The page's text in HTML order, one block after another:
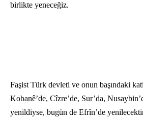
birlikte yeneceğiz.
Faşist Türk devleti ve onun başındaki
Kobanê’de, Cîzre’de, Sur’da,
yenildiyse, bugün de Efrîn’de